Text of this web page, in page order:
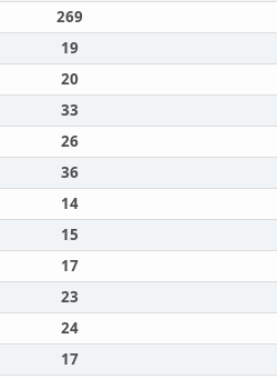
269
19
20
33
26
36
14
15
17
23
24
17